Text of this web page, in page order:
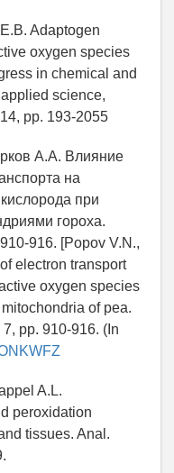
Adaptogen
oxygen species
in chemical and
science,
рр. 193-2055
А.А. Влияние
на
при
гороха.
916. [Popov V.N.,
electron transport
oxygen species
of pea.
pp. 910-916. (In
A.L.
peroxidation
tissues. Anal.